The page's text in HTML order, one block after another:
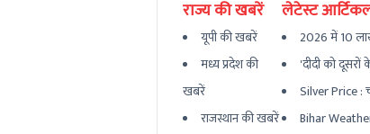
राज्य की खबरें
यूपी की खबरें
मध्य प्रदेश की
खबरें
राजस्थान की खबरें
लेटेस्ट
2026 में 10
'दीदी को
Silver Price :
Bihar